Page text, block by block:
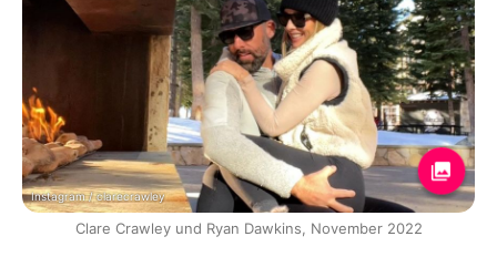
Instagram / clarecrawley
Clare Crawley und Ryan Dawkins, November 2022